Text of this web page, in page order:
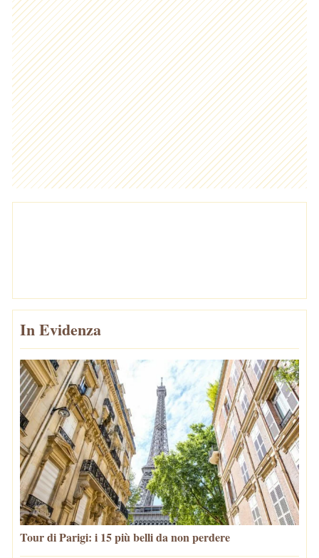
In Evidenza
Tour di Parigi: i 15 più belli da non perdere